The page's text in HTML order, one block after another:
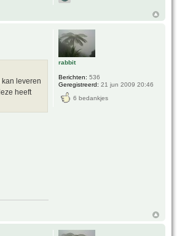
leveren
heeft
rabbit
Berichten: 536
Geregistreerd: 21 jun 2009 20:46
6 bedankjes